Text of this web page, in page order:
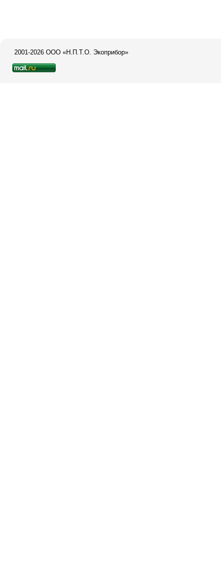
2001-2026 ООО «Н.П.Т.О. Экоприбор»